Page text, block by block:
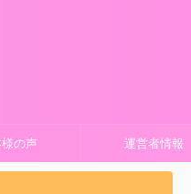
の声 運営者情報